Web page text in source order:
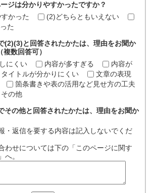
ジは分かりやすかったですか？
かった
(2)どちらともいえない
た
(2)(3)と回答されたかたは、理由をお聞か
数回答可）
にくい
内容が多すぎる
内容が
タイトルが分かりにくい
文章の表現
箇条書きや表の活用など見せ方の工夫
その他
その他と回答されたかたは、理由をお聞か
・返信を要する内容は記入しないでくだ
わせについては下の「このページに関す
へ。